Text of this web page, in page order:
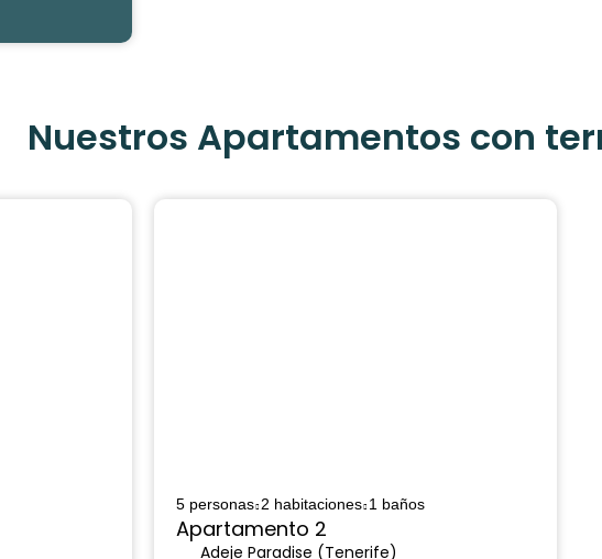
Nuestros Apartamentos con
5 personas 2 habitaciones 1 baños
Apartamento 2
Adeje Paradise (Tenerife)